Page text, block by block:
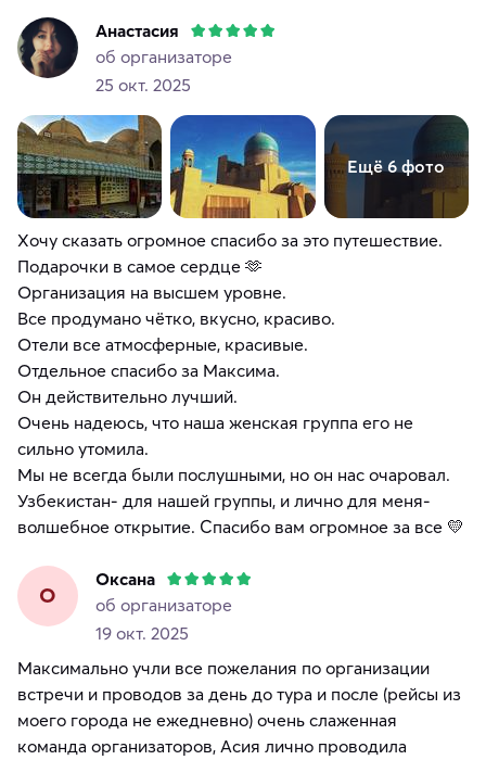
Анастасия
об организаторе
25 окт. 2025
Ещё 6 фото
Хочу сказать огромное спасибо за это путешествие.
Подарочки в самое сердце 🫶
Организация на высшем уровне.
Все продумано чётко, вкусно, красиво.
Отели все атмосферные, красивые.
Отдельное спасибо за Максима.
Он действительно лучший.
Очень надеюсь, что наша женская группа его не
сильно утомила.
Мы не всегда были послушными, но он нас очаровал.
Узбекистан- для нашей группы, и лично для меня-
волшебное открытие. Спасибо вам огромное за все 💛
О
Оксана
об организаторе
19 окт. 2025
Максимально учли все пожелания по организации
встречи и проводов за день до тура и после (рейсы из
моего города не ежедневно) очень слаженная
команда организаторов, Асия лично проводила